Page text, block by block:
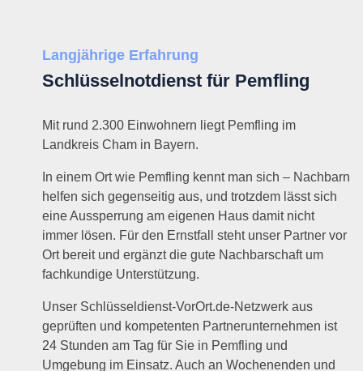
Langjährige Erfahrung
Schlüsselnotdienst für Pemfling
Mit rund 2.300 Einwohnern liegt Pemfling im
Landkreis Cham in Bayern.
In einem Ort wie Pemfling kennt man sich – Nachbarn
helfen sich gegenseitig aus, und trotzdem lässt sich
eine Aussperrung am eigenen Haus damit nicht
immer lösen. Für den Ernstfall steht unser Partner vor
Ort bereit und ergänzt die gute Nachbarschaft um
fachkundige Unterstützung.
Unser Schlüsseldienst-VorOrt.de-Netzwerk aus
geprüften und kompetenten Partnerunternehmen ist
24 Stunden am Tag für Sie in Pemfling und
Umgebung im Einsatz. Auch an Wochenenden und